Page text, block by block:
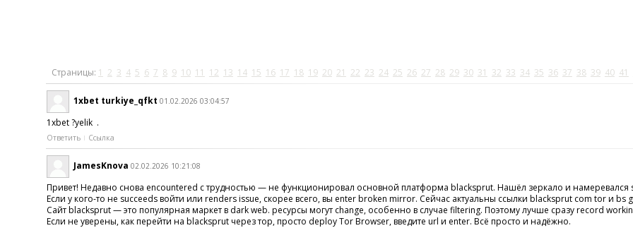
Страницы: 1 2 3 4 5 6 7 8 9 10 11 12 13 14 15 16 17 18 19 20 21 22 23 24 25 26 27 28 29 30 31 32 33 34 35 36 37 38 39 40 41
1xbet turkiye_qfkt 01.02.2026 03:04:57
1xbet ?yelik .
Ответить Ссылка
JamesKnova 02.02.2026 10:21:08
Привет! Недавно снова encountered с трудностью — не функционировал основной платформа blacksprut. Нашёл зеркало и намеревался
Если у кого-то не succeeds войти или renders issue, скорее всего, вы enter broken mirror. Сейчас актуальны ссылки blacksprut com tor и
Сайт blacksprut — это популярная маркет в dark web. ресурсы могут change, особенно в случае filtering. Поэтому лучше сразу record
Если не уверены, как перейти на blacksprut через тор, просто deploy Tor Browser, введите url и enter. Всё просто и надёжно.